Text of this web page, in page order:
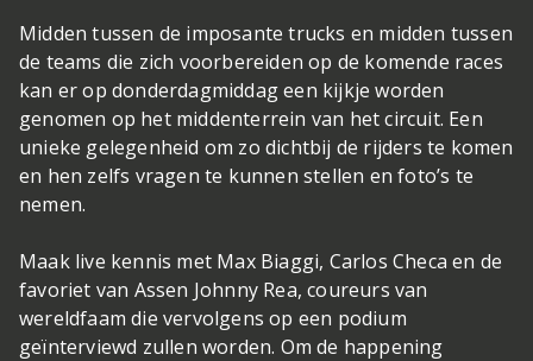
Midden tussen de imposante trucks en midden tussen
de teams die zich voorbereiden op de komende races
kan er op donderdagmiddag een kijkje worden
genomen op het middenterrein van het circuit. Een
unieke gelegenheid om zo dichtbij de rijders te komen
en hen zelfs vragen te kunnen stellen en foto’s te
nemen.
Maak live kennis met Max Biaggi, Carlos Checa en de
favoriet van Assen Johnny Rea, coureurs van
wereldfaam die vervolgens op een podium
geïnterviewd zullen worden. Om de happening